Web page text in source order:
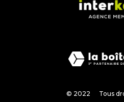
© 2022 Tous